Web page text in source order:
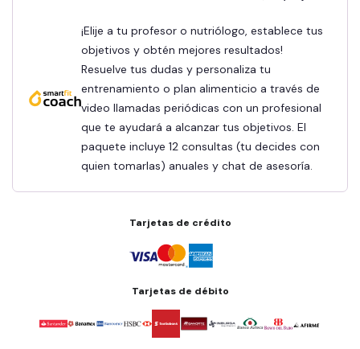
¡Elije a tu profesor o nutriólogo, establece tus
objetivos y obtén mejores resultados!
Resuelve tus dudas y personaliza tu
entrenamiento o plan alimenticio a través de
video llamadas periódicas con un profesional
que te ayudará a alcanzar tus objetivos. El
paquete incluye 12 consultas (tu decides con
quien tomarlas) anuales y chat de asesoría.
Tarjetas de crédito
Tarjetas de débito